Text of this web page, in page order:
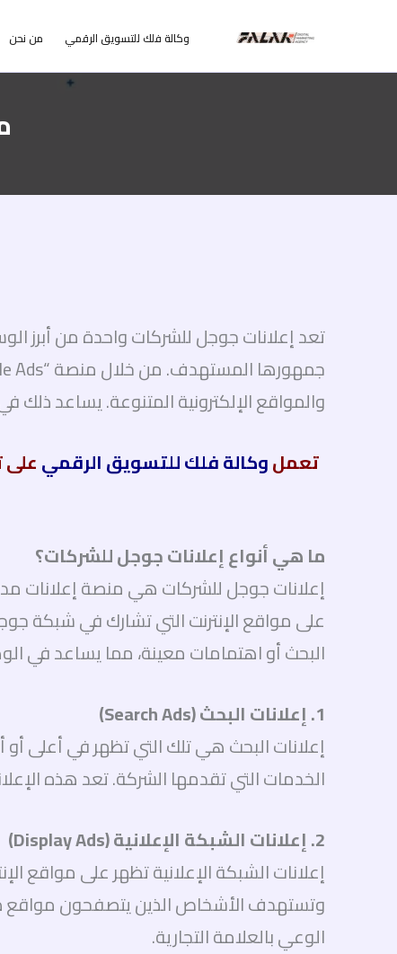
المحتوى
وكالة فلك للتسويق الرقمي من نحن
تعد إعلانات جوجل للشركات واحدة من أبرز
والمواقع الإلكترونية المتنوعة. يساعد ذلك
تعملوكالة فلك للتسويق الرقمي
ما هي أنواع إعلانات جوجل للشركات؟
إعلانات جوجل للشركات هي منصة إعلانات
على مواقع الإنترنت التي تشارك في شبكة
البحث أو اهتمامات معينة، مما يساعد في
1. إعلانات البحث (Search Ads)
إعلانات البحث هي تلك التي تظهر في أعلى
الخدمات التي تقدمها الشركة. تعد هذه
2. إعلانات الشبكة الإعلانية (Display Ads)
إعلانات الشبكة الإعلانية تظهر على مواقع
وتستهدف الأشخاص الذين يتصفحون مواقع
الوعي بالعلامة التجارية.